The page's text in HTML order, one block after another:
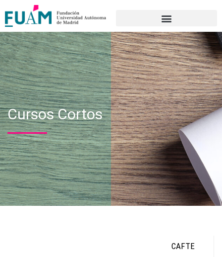
Cursos Cortos
CAFTE